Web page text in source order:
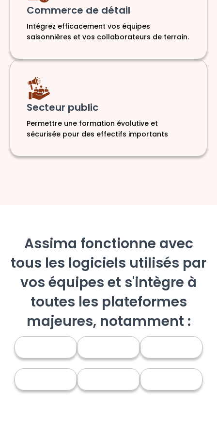
Commerce de détail
Intégrez efficacement vos équipes
saisonnières et vos collaborateurs de terrain.
Secteur public
Permettre une formation évolutive et
sécurisée pour des effectifs importants
Assima fonctionne avec
tous les logiciels utilisés par
vos équipes et s'intègre à
toutes les plateformes
majeures, notamment :